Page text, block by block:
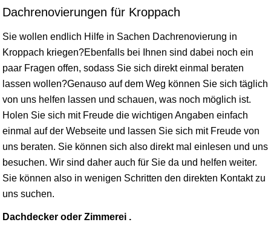
Dachrenovierungen für Kroppach
Sie wollen endlich Hilfe in Sachen Dachrenovierung in
Kroppach kriegen?Ebenfalls bei Ihnen sind dabei noch ein
paar Fragen offen, sodass Sie sich direkt einmal beraten
lassen wollen?Genauso auf dem Weg können Sie sich täglich
von uns helfen lassen und schauen, was noch möglich ist.
Holen Sie sich mit Freude die wichtigen Angaben einfach
einmal auf der Webseite und lassen Sie sich mit Freude von
uns beraten. Sie können sich also direkt mal einlesen und uns
besuchen. Wir sind daher auch für Sie da und helfen weiter.
Sie können also in wenigen Schritten den direkten Kontakt zu
uns suchen.
Dachdecker oder Zimmerei .